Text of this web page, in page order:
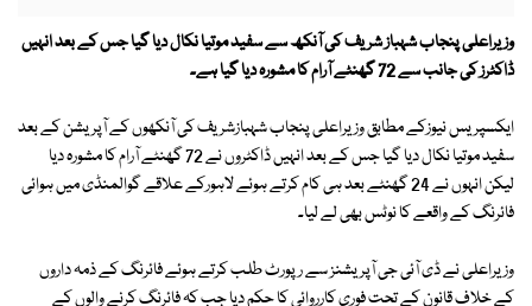
وزیراعلی پنجاب شہباز شریف کی آنکھ سے سفید موتیا نکال دیا گیا جس کے بعد انہیں
ڈاکٹرز کی جانب سے 72 گھنٹے آرام کا مشورہ دیا گیا ہے۔
ایکسپریس نیوزکے مطابق وزیراعلی پنجاب شہبازشریف کی آنکھوں کے آپریشن کے بعد
سفید موتیا نکال دیا گیا جس کے بعد انہیں ڈاکٹروں نے 72 گھنٹے آرام کا مشورہ دیا
لیکن انہوں نے 24 گھنٹے بعد ہی کام کرتے ہوئے لاہورکے علاقے گوالمنڈی میں ہوائی
فائرنگ کے واقعے کا نوٹس بھی لے لیا۔
وزیراعلی نے ڈی آئی جی آپریشنز سے رپورٹ طلب کرتے ہوئے فائرنگ کے ذمہ داروں
کے خلاف قانون کے تحت فوری کارروائی کا حکم دیا جب کہ فائرنگ کرنے والوں کے